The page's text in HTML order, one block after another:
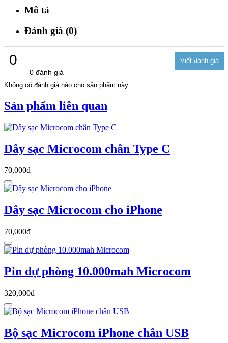
Mô tả
Đánh giá (0)
0
0 đánh giá
Không có đánh giá nào cho sản phẩm này.
Sản phẩm liên quan
Dây sạc Microcom chân Type C
70,000đ
Dây sạc Microcom cho iPhone
70,000đ
Pin dự phòng 10.000mah Microcom
320,000đ
Bộ sạc Microcom iPhone chân USB